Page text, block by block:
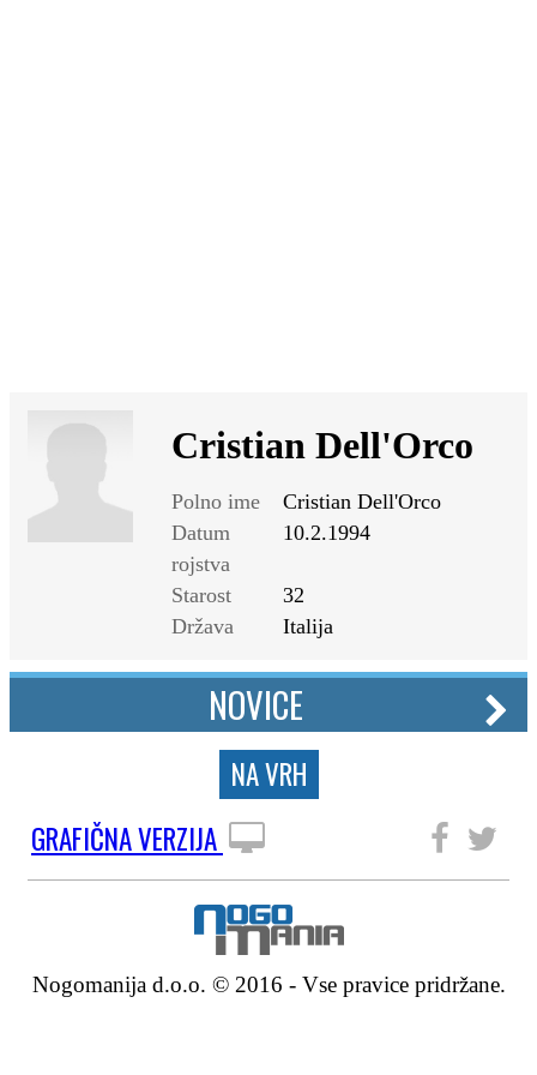
Cristian Dell'Orco
Polno ime
Cristian Dell'Orco
Datum
rojstva
10.2.1994
Starost
32
Država
Italija
NOVICE
NA VRH
GRAFIČNA VERZIJA
Nogomanija d.o.o. © 2016 - Vse pravice pridržane.